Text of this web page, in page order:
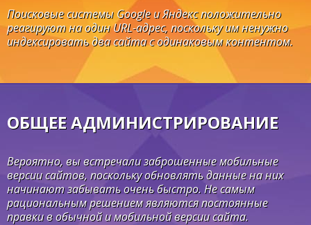
Поисковые системы Google и Яндекс положительно
реагируют на один URL-адрес, поскольку им ненужно
индексировать два сайта с одинаковым контентом.
ОБЩЕЕ АДМИНИСТРИРОВАНИЕ
Вероятно, вы встречали заброшенные мобильные
версии сайтов, поскольку обновлять данные на них
начинают забывать очень быстро. Не самым
рациональным решением являются постоянные
правки в обычной и мобильной версии сайта.